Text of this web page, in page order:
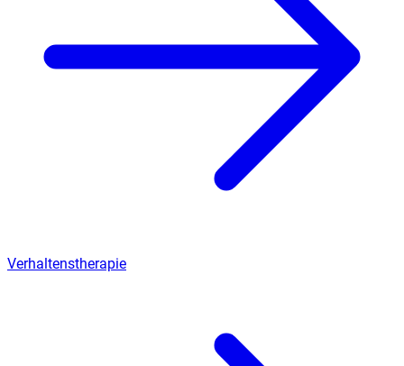
Verhaltenstherapie